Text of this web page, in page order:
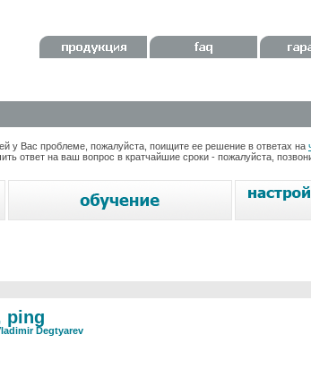
Вас проблеме, пожалуйста, поищите ее решение в ответах на
ответ на ваш вопрос в кратчайшие сроки - пожалуйста,
ping
Degtyarev